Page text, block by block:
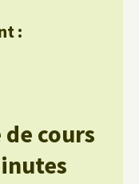
:
cours